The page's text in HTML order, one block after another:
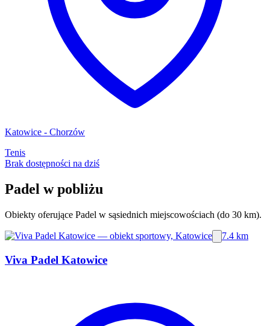
Katowice - Chorzów
Tenis
Brak dostępności na dziś
Padel w pobliżu
Obiekty oferujące Padel w sąsiednich miejscowościach (do 30 km).
7.4 km
Viva Padel Katowice